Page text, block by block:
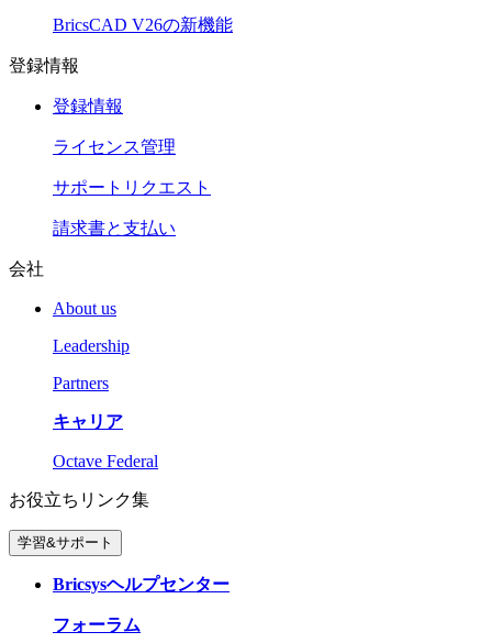
BricsCAD V26の新機能
登録情報
登録情報
ライセンス管理
サポートリクエスト
請求書と支払い
会社
About us
Leadership
Partners
キャリア
Octave Federal
お役立ちリンク集
学習&サポート
Bricsysヘルプセンター
フォーラム